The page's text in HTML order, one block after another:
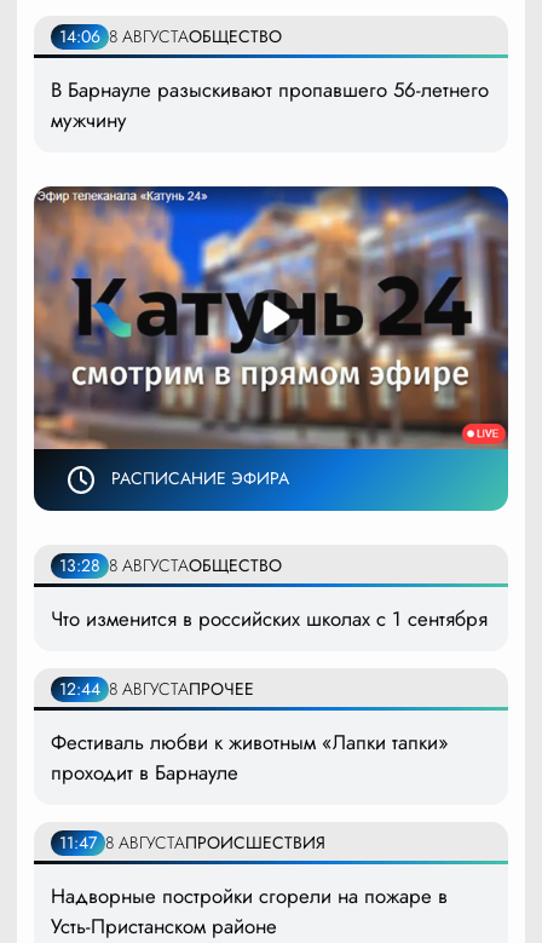
14:06 8 АВГУСТАОБЩЕСТВО
В Барнауле разыскивают пропавшего 56-летнего
мужчину
РАСПИСАНИЕ ЭФИРА
13:28 8 АВГУСТАОБЩЕСТВО
Что изменится в российских школах с 1 сентября
12:44 8 АВГУСТАПРОЧЕЕ
Фестиваль любви к животным «Лапки тапки»
проходит в Барнауле
11:47 8 АВГУСТАПРОИСШЕСТВИЯ
Надворные постройки сгорели на пожаре в
Усть-Пристанском районе